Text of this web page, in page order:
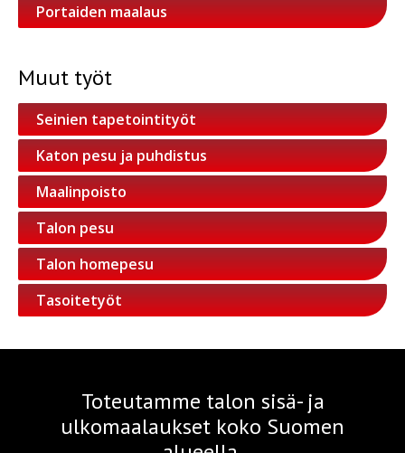
Portaiden maalaus
Muut työt
Seinien tapetointityöt
Katon pesu ja puhdistus
Maalinpoisto
Talon pesu
Talon homepesu
Tasoitetyöt
Toteutamme talon sisä- ja
ulkomaalaukset koko Suomen